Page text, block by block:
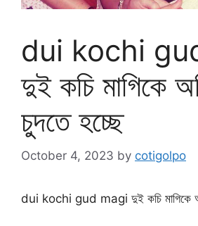
dui kochi
দুই কচি মাগিকে
চুদতে হচ্ছে
October 4, 2023 by cotigolpo
dui kochi gud magi দুই কচি মাগিকে